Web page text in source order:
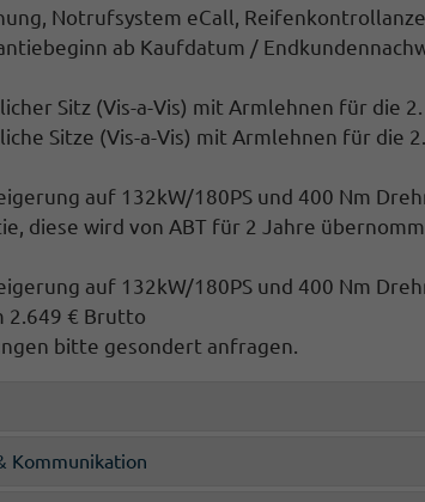
Notrufsystem eCall,
ab Kaufdatum /
Sitz (Vis-a-Vis) mit Armlehnen für die
Sitze (Vis-a-Vis) mit Armlehnen für die
auf 132kW/180PS und 400 Nm
diese wird von ABT für 2 Jahre
auf 132kW/180PS und 400 Nm
2.649 € Brutto
bitte gesondert anfragen.
Kommunikation